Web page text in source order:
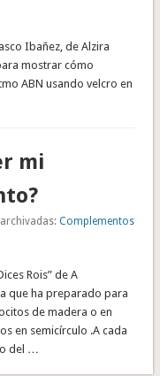
Ibañez, de Alzira
mostrar cómo
ABN usando velcro en
mi
Complementos
Rois” de A
que ha preparado para
de madera o en
en semicírculo .A cada
del …